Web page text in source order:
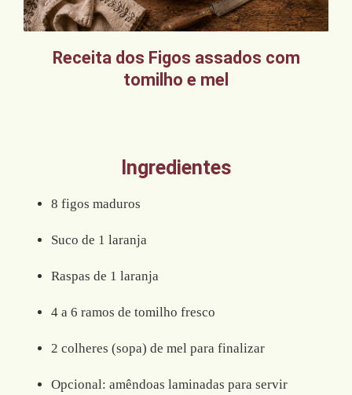
Receita dos Figos assados com
tomilho e mel
Ingredientes
8 figos maduros
Suco de 1 laranja
Raspas de 1 laranja
4 a 6 ramos de tomilho fresco
2 colheres (sopa) de mel para finalizar
Opcional: amêndoas laminadas para servir